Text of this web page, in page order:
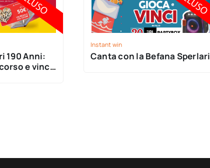
190 Anni:
e vinci
Instant win
Canta con la Befana Sperlari